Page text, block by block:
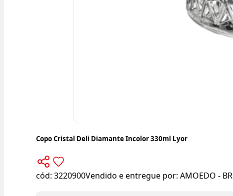
Copo Cristal Deli Diamante Incolor 330ml Lyor
cód: 3220900Vendido e entregue por: AMOEDO - BR